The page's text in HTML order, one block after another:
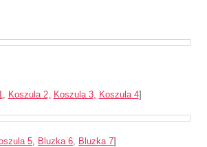
, Koszula 2, Koszula 3, Koszula 4]
5, Bluzka 6, Bluzka 7]